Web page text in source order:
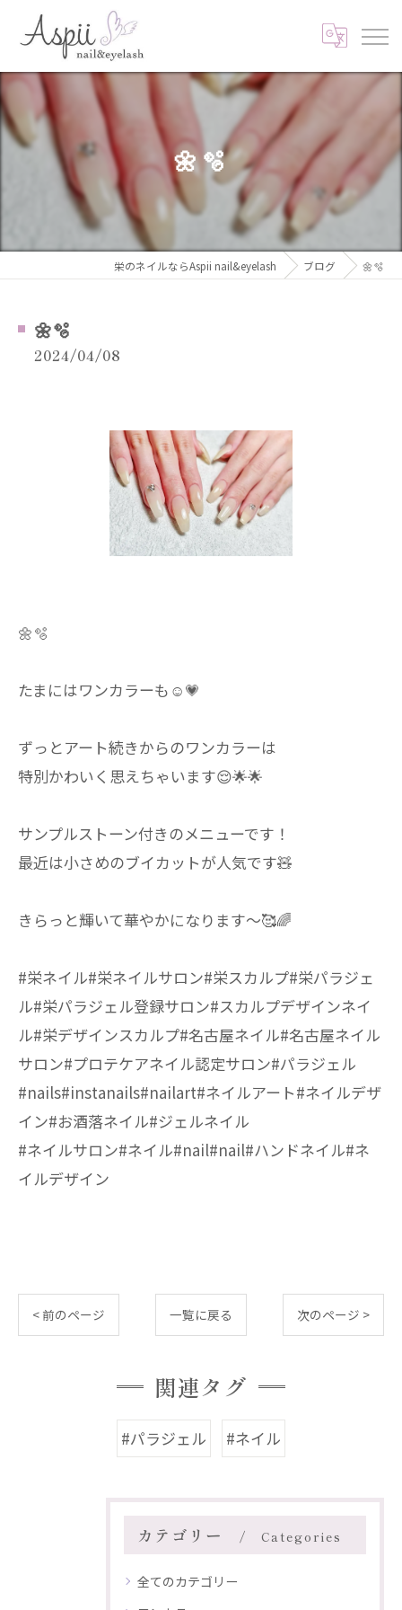
🌼🫧
栄のネイルならAspii nail&eyelash ブログ 🌼🫧
🌼🫧
2024/04/08
🌼🫧
たまにはワンカラーも☺️💗
ずっとアート続きからのワンカラーは
特別かわいく思えちゃいます😌🌟🌟
サンプルストーン付きのメニューです！
最近は小さめのブイカットが人気です🧸
きらっと輝いて華やかになります〜🥰🌈
#栄ネイル#栄ネイルサロン#栄スカルプ#栄パラジェ
ル#栄パラジェル登録サロン#スカルプデザインネイ
ル#栄デザインスカルプ#名古屋ネイル#名古屋ネイル
サロン#プロテケアネイル認定サロン#パラジェル
#nails#instanails#nailart#ネイルアート#ネイルデザ
イン#お酒落ネイル#ジェルネイル
#ネイルサロン#ネイル#nail#nail#ハンドネイル#ネ
イルデザイン
< 前のページ 一覧に戻る 次のページ >
関連タグ
#パラジェル #ネイル
カテゴリー Categories
全てのカテゴリー